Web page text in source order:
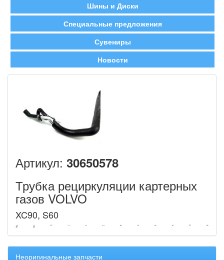
Шины и Диски
Специальные предложения
Сувениры
Новости
Артикул: 30650578
Трубка рециркуляции картерных
газов VOLVO
XC90, S60
Неоригинальные запчасти